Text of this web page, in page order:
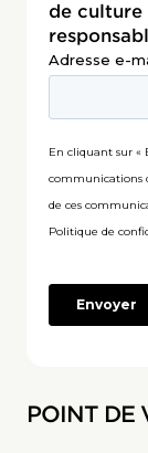
de culture
POINT DE